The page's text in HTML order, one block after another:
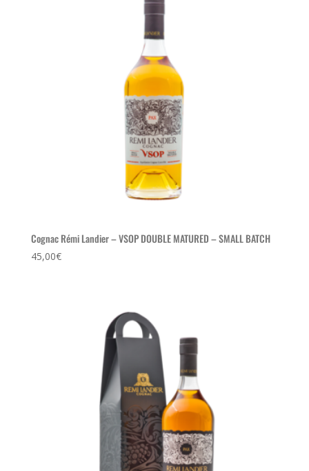
Cognac Rémi Landier – VSOP DOUBLE MATURED – SMALL BATCH
45,00€